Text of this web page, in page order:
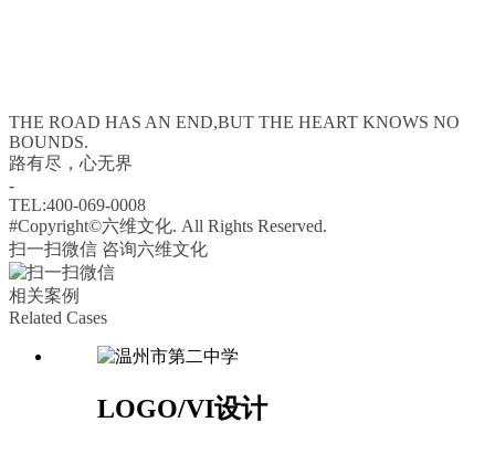
THE ROAD HAS AN END,BUT THE HEART KNOWS NO
BOUNDS.
路有尽，心无界
-
TEL:400-069-0008
#Copyright©六维文化. All Rights Reserved.
扫一扫微信 咨询六维文化
相关案例
Related Cases
LOGO/VI设计